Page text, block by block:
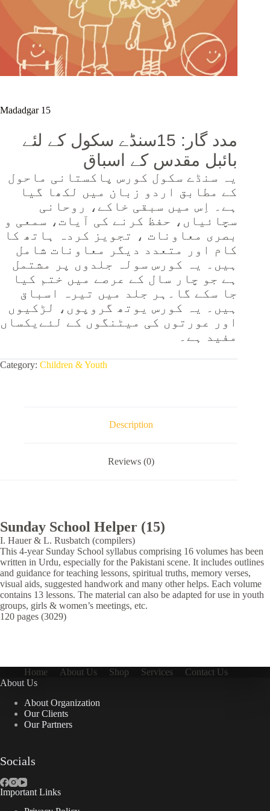
Madadgar 15
مدد گار: 15سنڈے سکول کے لئے
بائبل مقدس کے اسباق
یہ سنڈے سکول کورس پاکستانی ماحول
کے مطابق اردو زبان میں لکھا گیا
ہے۔ اِس میں سبقی خاکے، روحانی
سچائیاں، حفظ کرنے کی آیات، سمعی و
بصری معاونات ، تجویز کردہ ہاتھ کا
کام اور متعدد دیگر معاونات شامل
ہیں۔ یہ کورس سولہ جلدوں پر مشتمل
ہے جو چار سال کے عرصے میں ختم کیا
جا سکے گا۔ہر جلد میں تیرہ اسباق
ہیں۔ یہ کورس یوتھ گروپوں، لڑکیوں
اور عورتوں کی میٹنگوں کے لئےیکساں
مفید ہے۔
Category: Children & Youth
Description
Reviews (0)
Sunday School Helper (15)
I. Hauer & L. Rusbatch (compilers)
This 4-year Sunday School syllabus comprising 16 volumes has been
written in Urdu, especially for the Pakistani scene. It includes outlines
and guidance for teaching lessons, spiritual truths, memory verses,
visual aids, suggested handwork and many other helps. Each volume
contains 13 lessons. The material can also be adapted for use in youth
groups, girls & women’s meetings, etc.
120 pages (3029)
Home About Us Shop Services
Contact Us
About Us
About Organization
Our Clients
Our Partners
Socials
Important Links